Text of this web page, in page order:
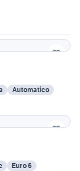
Automatico
Euro 6